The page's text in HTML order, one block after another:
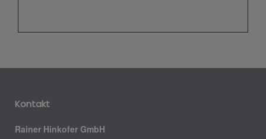
Kontakt
Rainer Hinkofer GmbH